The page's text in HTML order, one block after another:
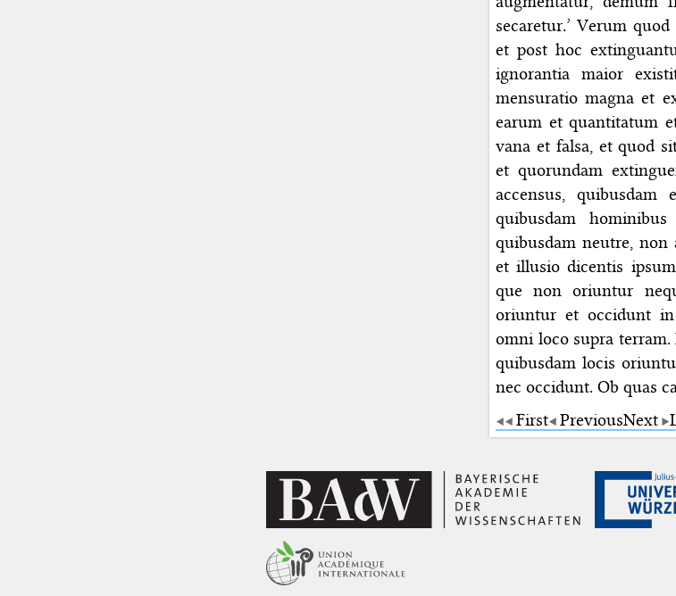
secaretur.’ Verum
et post hoc
ignorantia maior
mensuratio magna et
earum et quantitatum
vana et falsa, et quod
et quorundam
accensus,
quibusdam
quibusdam neutre,
et illusio dicentis
que non oriuntur
oriuntur et occidunt in
omni loco supra
quibusdam locis
nec occidunt. Ob quas
First PreviousNext